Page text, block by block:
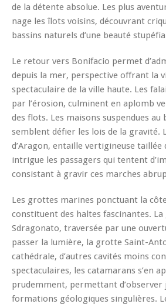
de la détente absolue. Les plus
nage les îlots voisins, découvrant
bassins naturels d’une beauté
Le retour vers Bonifacio permet
depuis la mer, perspective offrant la
spectaculaire de la ville haute. Les
par l’érosion, culminent en aplomb
des flots. Les maisons suspendues au
semblent défier les lois de la gravité.
d’Aragon, entaille vertigineuse taillée
intrigue les passagers qui tentent
consistant à gravir ces marches
Les grottes marines ponctuant la
constituent des haltes fascinantes.
Sdragonato, traversée par une
passer la lumière, la grotte Saint-
cathédrale, d’autres cavités moins
spectaculaires, les catamarans s’en
prudemment, permettant d’observer
formations géologiques singulières.